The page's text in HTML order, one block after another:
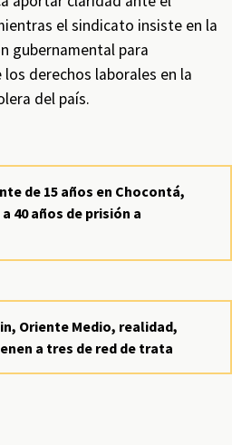
el sindicato insiste en la
gubernamental para
derechos laborales en la
del país.
de 15 años en Chocontá,
40 años de prisión a
Oriente Medio, realidad,
a tres de red de trata